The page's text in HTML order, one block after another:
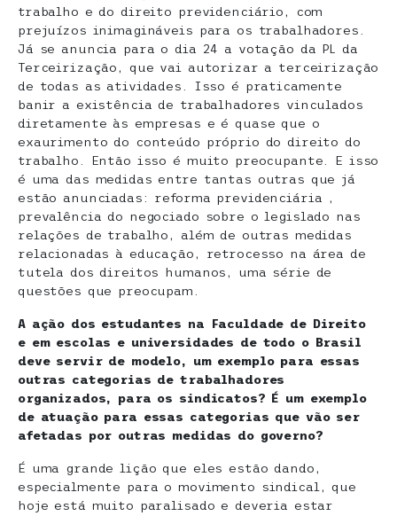
trabalho e do direito previdenciário, com
prejuízos inimagináveis para os trabalhadores.
Já se anuncia para o dia 24 a votação da PL da
Terceirização, que vai autorizar a terceirização
de todas as atividades. Isso é praticamente
banir a existência de trabalhadores vinculados
diretamente às empresas e é quase que o
exaurimento do conteúdo próprio do direito do
trabalho. Então isso é muito preocupante. E isso
é uma das medidas entre tantas outras que já
estão anunciadas: reforma previdenciária ,
prevalência do negociado sobre o legislado nas
relações de trabalho, além de outras medidas
relacionadas à educação, retrocesso na área de
tutela dos direitos humanos, uma série de
questões que preocupam.
A ação dos estudantes na Faculdade de Direito
e em escolas e universidades de todo o Brasil
deve servir de modelo, um exemplo para essas
outras categorias de trabalhadores
organizados, para os sindicatos? É um exemplo
de atuação para essas categorias que vão ser
afetadas por outras medidas do governo?
É uma grande lição que eles estão dando,
especialmente para o movimento sindical, que
hoje está muito paralisado e deveria estar